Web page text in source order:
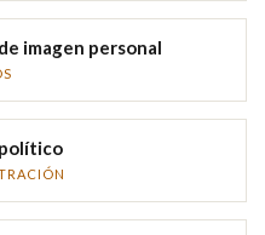
imagen personal